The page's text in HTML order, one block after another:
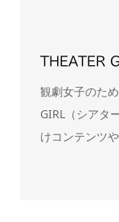
THEATER
観劇女子のた
GIRL（シアタ
けコンテンツ